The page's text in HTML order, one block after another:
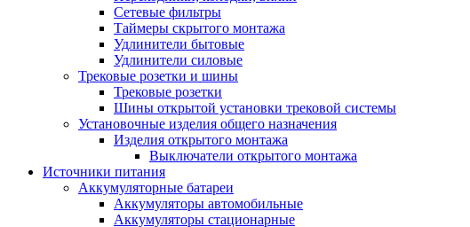
Сетевые фильтры
Таймеры скрытого монтажа
Удлинители бытовые
Удлинители силовые
Трековые розетки и шины
Трековые розетки
Шины открытой установки трековой системы
Установочные изделия общего назначения
Изделия открытого монтажа
Выключатели открытого монтажа
Источники питания
Аккумуляторные батареи
Аккумуляторы автомобильные
Аккумуляторы стационарные